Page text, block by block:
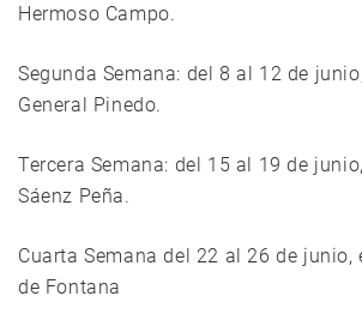
Hermoso Campo.
Segunda Semana: del 8 al 12 de
General Pinedo.
Tercera Semana: del 15 al 19 de
Sáenz Peña.
Cuarta Semana del 22 al 26 de junio,
de Fontana